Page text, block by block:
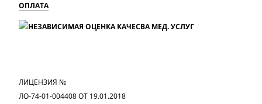
ОПЛАТА
ЛИЦЕНЗИЯ №
ЛО-74-01-004408 ОТ 19.01.2018